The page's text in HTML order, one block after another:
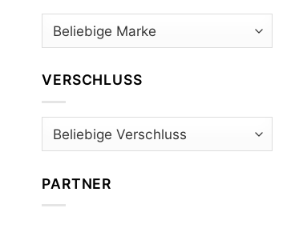
VERSCHLUSS
PARTNER